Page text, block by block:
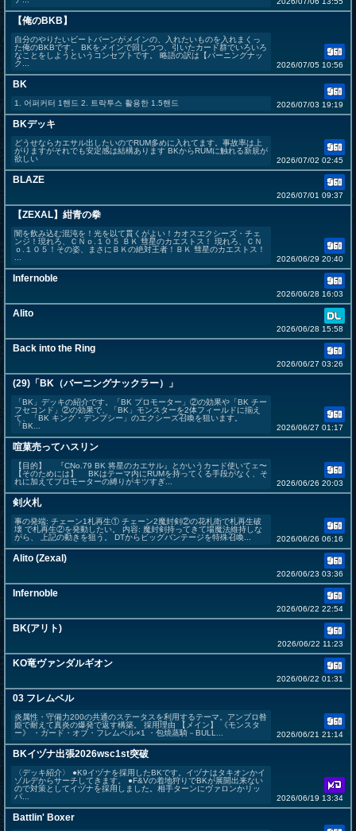
【俺のBKB】
自分のやりたいビートバーンがメインの、入れたいものを入れまくっ
た俺のBKBです。 BKをメインで回しつつ、引いたカード群でいろいろ
なことをしようというコンセプトです。 略語の訳は【バーニングナッ
ク...
2026/07/05 10:56
BK
1. 어퍼커터 1핸드 2. 트락투스 활용한 1.5핸드 2026/07/03 19:19
BKデッキ
どうせならカエサル出したいのでRUM多めに入れてます。事故率は上
がりますがそれでも安定感は結構あります BKからRUMに触れる新規が
欲しい
2026/07/02 02:45
BLAZE
2026/07/01 09:37
【ZEXAL】紺青の拳
闇を飲み込む混沌を！光を以て貫くがよい！カオスエクシーズ・チェ
ンジ！現れろ、ＣＮｏ.１０５ ＢＫ 彗星のカエストス！ 現れろ、ＣＮ
ｏ.１０５！その姿、まさにＢＫの絶対王者！ＢＫ 彗星のカエストス！
...
2026/06/29 20:40
Infernoble
2026/06/28 16:03
Alito
2026/06/28 15:58
Back into the Ring
2026/06/27 03:26
(29)「BK（バーニングナックラー）」
「BK」デッキの紹介です。「BK プロモーター」②の効果や「BK チー
フセコンド」②の効果で、「BK」モンスターを2体フィールドに揃え
て、「BK キング・デンプシー」のエクシーズ召喚を狙います。
「BK...
2026/06/27 01:17
喧菓売ってハスリン
【目的】 『CNo.79 BK 将星のカエサル』とかいうカード使いてェ〜
【そのためには】 BKはテーマ内にRUMを持ってくる手段がなく、そ
れに加えてプロモーターの縛りがキツすぎ...
2026/06/26 20:03
剣火札
事の発端: チェーン1札再生① チェーン2魔封剣②の花札衛で札再生破
壊 で札再生②を発動したい。 内容: 魔封剣持ってきて場魔法維持しな
がら、 上記の動きを狙う。 DTからビッグバンテージを特殊召喚...
2026/06/26 06:16
Alito (Zexal)
2026/06/23 03:36
Infernoble
2026/06/22 22:54
BK(アリト)
2026/06/22 11:23
KO竜ヴァンダルギオン
2026/06/22 01:31
03 フレムベル
炎属性・守備力200の共通のステータスを利用するテーマ。アンブロ咎
姫で耐えて真炎の爆発で返す構築。 採用理由 【メイン】 《モンスタ
ー》 ・ガード・オブ・フレムベル×1 ・包焼蒸騎－BULL...
2026/06/21 21:14
BKイヅナ出張2026wsc1st突破
〈デッキ紹介〉 ●K9イヅナを採用したBKです。イヅナはタキオンかイ
ゾルデからサーチしてきます。 ●F&Vの着地狩りでBKが展開出来ない
ので対策としてイヅナを採用しました。相手ターンにヴァロンかリッ
パ...
2026/06/19 13:34
Battlin' Boxer